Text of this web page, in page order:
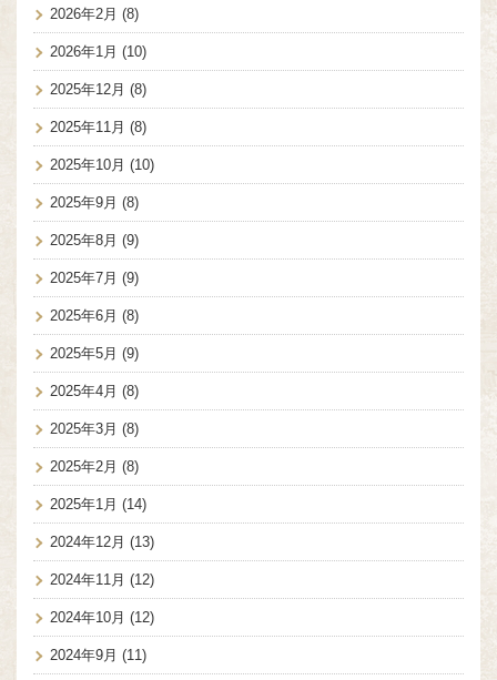
2026年2月 (8)
2026年1月 (10)
2025年12月 (8)
2025年11月 (8)
2025年10月 (10)
2025年9月 (8)
2025年8月 (9)
2025年7月 (9)
2025年6月 (8)
2025年5月 (9)
2025年4月 (8)
2025年3月 (8)
2025年2月 (8)
2025年1月 (14)
2024年12月 (13)
2024年11月 (12)
2024年10月 (12)
2024年9月 (11)